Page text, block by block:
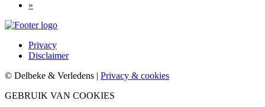
»
Privacy
Disclaimer
© Delbeke & Verledens | Privacy & cookies
GEBRUIK VAN COOKIES